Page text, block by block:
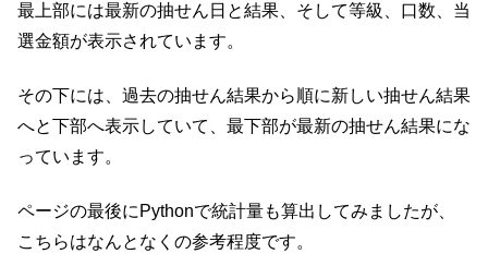
最上部には最新の抽せん日と結果、そして等級、口数、当
選金額が表示されています。
その下には、過去の抽せん結果から順に新しい抽せん結果
へと下部へ表示していて、最下部が最新の抽せん結果にな
っています。
ページの最後にPythonで統計量も算出してみましたが、
こちらはなんとなくの参考程度です。